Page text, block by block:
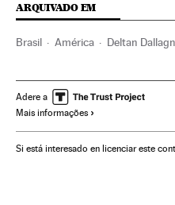
ARQUIVADO EM
Brasil América Deltan
Adere a
Mais informações
Si está interesado en licenciar este